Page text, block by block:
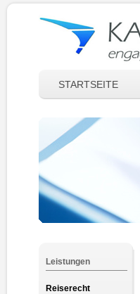
STARTSEITE
Leistungen
Reiserecht